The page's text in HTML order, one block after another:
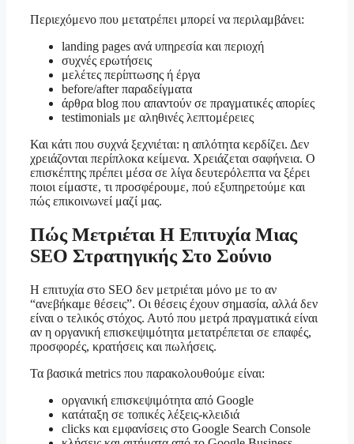
Περιεχόμενο που μετατρέπει μπορεί να περιλαμβάνει:
landing pages ανά υπηρεσία και περιοχή
συχνές ερωτήσεις
μελέτες περίπτωσης ή έργα
before/after παραδείγματα
άρθρα blog που απαντούν σε πραγματικές απορίες
testimonials με αληθινές λεπτομέρειες
Και κάτι που συχνά ξεχνιέται: η απλότητα κερδίζει. Δεν
χρειάζονται περίπλοκα κείμενα. Χρειάζεται σαφήνεια. Ο
επισκέπτης πρέπει μέσα σε λίγα δευτερόλεπτα να ξέρει
ποιοι είμαστε, τι προσφέρουμε, πού εξυπηρετούμε και
πώς επικοινωνεί μαζί μας.
Πώς Μετριέται Η Επιτυχία Μιας
SEO Στρατηγικής Στο Σούνιο
Η επιτυχία στο SEO δεν μετριέται μόνο με το αν
“ανεβήκαμε θέσεις”. Οι θέσεις έχουν σημασία, αλλά δεν
είναι ο τελικός στόχος. Αυτό που μετρά πραγματικά είναι
αν η οργανική επισκεψιμότητα μετατρέπεται σε επαφές,
προσφορές, κρατήσεις και πωλήσεις.
Τα βασικά metrics που παρακολουθούμε είναι:
οργανική επισκεψιμότητα από Google
κατάταξη σε τοπικές λέξεις-κλειδιά
clicks και εμφανίσεις στο Google Search Console